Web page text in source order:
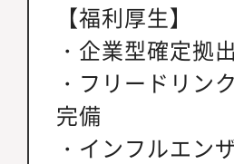
【福利厚生】
・企業型確定拠
・フリードリン
完備
・インフルエン